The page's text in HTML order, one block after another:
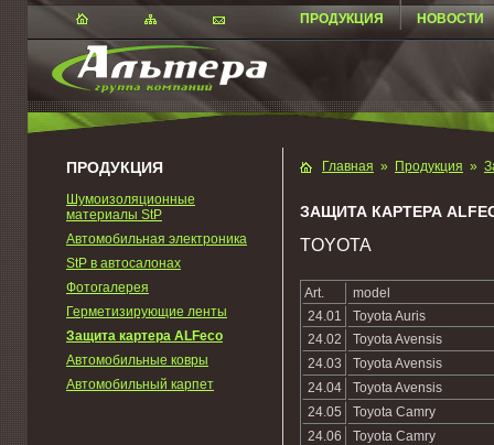
ПРОДУКЦИЯ НОВОСТИ
ПРОДУКЦИЯ
Шумоизоляционные
материалы StP
Автомобильная электроника
StP в автосалонах
Фотогалерея
Герметизирующие ленты
Защита картера ALFeco
Автомобильные ковры
Автомобильный карпет
Главная » Продукция »
ЗАЩИТА КАРТЕРА
TOYOTA
Art.
model
24.01
Toyota Auris
24.02
Toyota Avensis
24.03
Toyota Avensis
24.04
Toyota Avensis
24.05
Toyota Camry
24.06
Toyota Camry